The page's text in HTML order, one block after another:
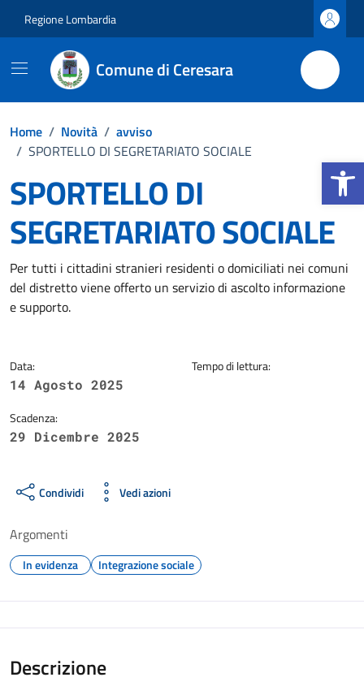
Apri la
Regione Lombardia
Comune di Ceresara
Home / Novità / avviso
/ SPORTELLO DI SEGRETARIATO SOCIALE
SPORTELLO DI
SEGRETARIATO SOCIALE
Dettagli della notizia
Per tutti i cittadini stranieri residenti o domiciliati nei comuni
del distretto viene offerto un servizio di ascolto informazione
e supporto.
Data:
14 Agosto 2025
Scadenza:
29 Dicembre 2025
Tempo di lettura:
Condividi Vedi azioni
Argomenti
In evidenza Integrazione sociale
Descrizione